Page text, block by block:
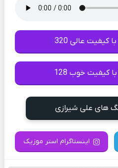
کیفیت عالی 320
کیفیت خوب 128
های علی شیرازی
اینستاگرام استر موزیک